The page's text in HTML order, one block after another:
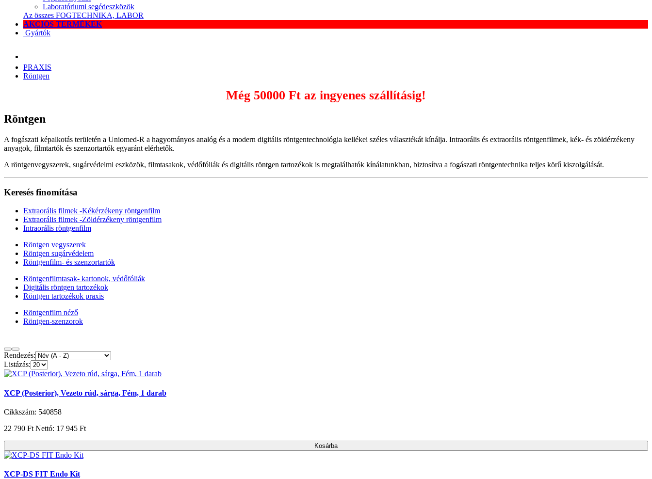
Laboratóriumi segédeszközök
Az összes FOGTECHNIKA, LABOR
AKCIÓS TERMÉKEK
Gyártók
PRAXIS
Röntgen
Még 50000 Ft az ingyenes szállításig!
Röntgen
A fogászati képalkotás területén a Uniomed-R a hagyományos analóg és a modern digitális röntgentechnológia kellékei széles választékát kínálja. Intraorális és extraorális röntgenfilmek, kék- és zöldérzékeny
anyagok, filmtartók és szenzortartók egyaránt elérhetők.
A röntgenvegyszerek, sugárvédelmi eszközök, filmtasakok, védőfóliák és digitális röntgen tartozékok is megtalálhatók kínálatunkban, biztosítva a fogászati röntgentechnika teljes körű kiszolgálását.
Keresés finomítása
Extraorális filmek -Kékérzékeny röntgenfilm
Extraorális filmek -Zöldérzékeny röntgenfilm
Intraorális röntgenfilm
Röntgen vegyszerek
Röntgen sugárvédelem
Röntgenfilm- és szenzortartók
Röntgenfilmtasak- kartonok, védőfóliák
Digitális röntgen tartozékok
Röntgen tartozékok praxis
Röntgenfilm néző
Röntgen-szenzorok
Rendezés:
Listázás:
XCP (Posterior), Vezeto rúd, sárga, Fém, 1 darab
Cikkszám: 540858
22 790 Ft Nettó: 17 945 Ft
Kosárba
XCP-DS FIT Endo Kit